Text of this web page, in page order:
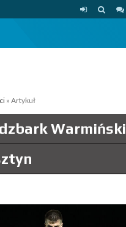
» Artykuł
Warmiński